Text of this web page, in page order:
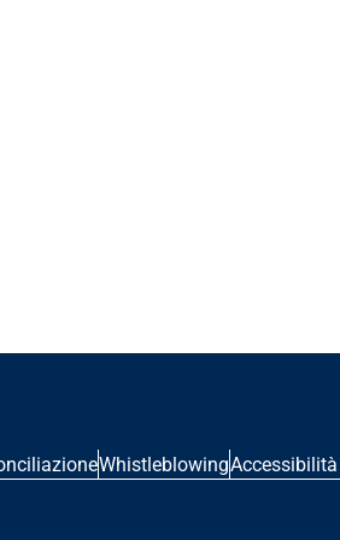
WhistleblowingAccessibilità